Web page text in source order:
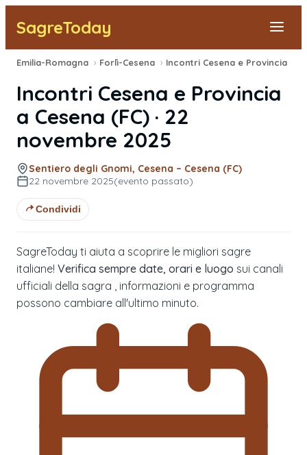
SagreToday
Segnala una sagra
Tutte le Sagre
Vicino a Me
Emilia-Romagna › Forlì-Cesena › Incontri Cesena e Provincia
Incontri Cesena e Provincia
a Cesena (FC) · 22
novembre 2025
Sentiero degli Gnomi, Cesena – Cesena (FC)
22 novembre 2025(evento passato)
Condividi
SagreToday ti aiuta a scoprire le migliori sagre
italiane! Verifica sempre date, orari e luogo sui canali
ufficiali della sagra , informazioni e programma
possono cambiare all'ultimo minuto.